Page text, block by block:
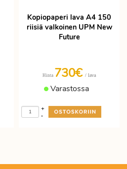
Kopiopaperi lava A4 150
riisiä valkoinen UPM New
Future
Hinta 730€ / lava
Varastossa
-
+